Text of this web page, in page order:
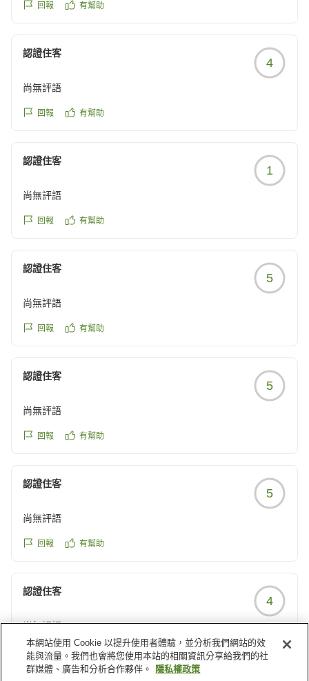
回報 有幫助
認證住客
4
尚無評語
回報 有幫助
認證住客
1
尚無評語
回報 有幫助
認證住客
5
尚無評語
回報 有幫助
認證住客
5
尚無評語
回報 有幫助
認證住客
5
尚無評語
回報 有幫助
認證住客
4
尚無評語
回報 有幫助
本網站使用 Cookie 以提升使用者體驗，並分析我們網站的效
能與流量。我們也會將您使用本站的相關資訊分享給我們的社
群媒體、廣告和分析合作夥伴。
隱私權政策